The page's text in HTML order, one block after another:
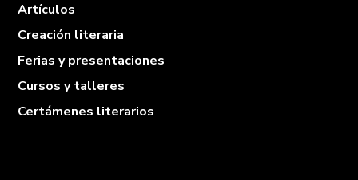
Artículos
Creación literaria
Ferias y presentaciones
Cursos y talleres
Certámenes literarios